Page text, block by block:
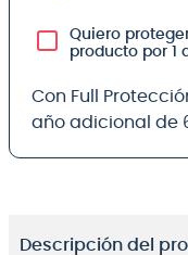
Quiero
producto por 1
Con Full
año adicional de
Descripción del